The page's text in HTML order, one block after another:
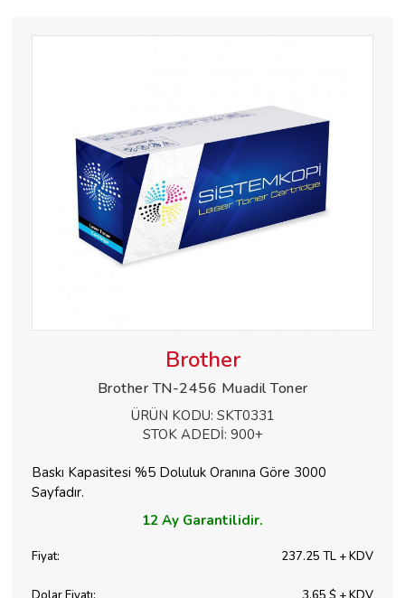
Brother
Brother TN-2456 Muadil Toner
ÜRÜN KODU: SKT0331
STOK ADEDİ: 900+
Baskı Kapasitesi %5 Doluluk Oranına Göre 3000
Sayfadır.
12 Ay Garantilidir.
Fiyat: 237.25 TL + KDV